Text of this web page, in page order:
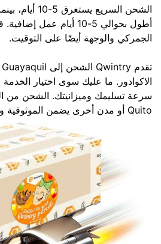
الشحن السريع
أطول بحوالي 5-10 أيام
الجمركي والوجهة أيضًا على التوقيت.
الاكوادور. ما عليك سوى اختيار
سرعة تسليمك وميزانيتك. الشحن من
Quito أو مدن أخرى يضمن الموثوقية والكفاءة مع Qwintry.